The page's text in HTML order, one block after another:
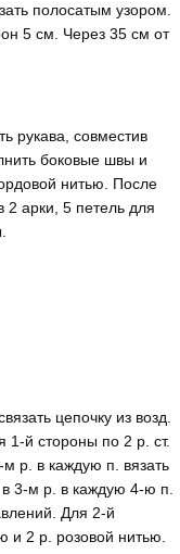
полосатым узором.
5 см. Через 35 см от
рукава, совместив
боковые швы и
нитью. После
2 арки, 5 петель для
цепочку из возд.
й стороны по 2 р. ст.
р. в каждую п. вязать
3-м р. в каждую 4-ю п.
Для 2-й
и 2 р. розовой нитью.